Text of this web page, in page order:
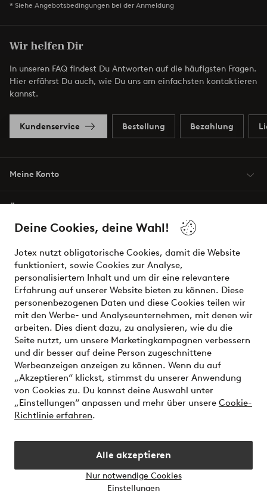
Deine Cookies, deine Wahl!
Jotex nutzt obligatorische Cookies, damit die Website
funktioniert, sowie Cookies zur Analyse,
personalisiertem Inhalt und um dir eine relevantere
Erfahrung auf unserer Website bieten zu können. Diese
personenbezogenen Daten und diese Cookies teilen wir
mit den Werbe- und Analyseunternehmen, mit denen wir
arbeiten. Dies dient dazu, zu analysieren, wie du die
Seite nutzt, um unsere Marketingkampagnen verbessern
und dir besser auf deine Person zugeschnittene
Werbeanzeigen anzeigen zu können. Wenn du auf
„Akzeptieren“ klickst, stimmst du unserer Anwendung
von Cookies zu. Du kannst deine Auswahl unter
„Einstellungen“ anpassen und mehr über unsere Cookie-
Richtlinie erfahren.
Alle akzeptieren
Nur notwendige Cookies
Einstellungen
* Siehe Angebotsbedingungen bei der Anmeldung
Wir helfen Dir
In unseren FAQ findest Du Antworten auf die häufigsten Fragen.
Hier erfährst Du auch, wie Du uns am einfachsten kontaktieren
kannst.
Kundenservice Bestellung Bezahlung
Meine Konto
Bedingungen
Sichere Zahlungen - Jetzt bezahlen oder aufteilen
Möchtest du mehr über unsere
Zahlungsmöglichkeitenerfahren?